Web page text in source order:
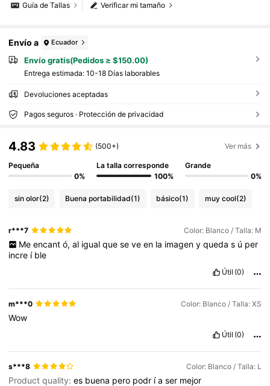
Verificar mi tamaño
Guía de Tallas
Envío a Ecuador
Envío gratis(Pedidos ≥ $150.00)
Entrega estimada: 10-18 Días laborables
Devoluciones aceptadas
Pagos seguros · Protección de privacidad
4.83 (500+) Ver más
Pequeña
0%
La talla corresponde
100%
Grande
0%
sin olor(2) Buena portabilidad(1) básico(1) muy cool(2)
r***7 Color: Blanco / Talla: M
Me encant ó, al igual que se ve en la imagen y queda s ú per
incre í ble
Útil (0)
m***0 Color: Blanco / Talla: XS
Wow
Útil (0)
s***8 Color: Blanco / Talla: L
Product quality:es buena pero podr íaser mejor